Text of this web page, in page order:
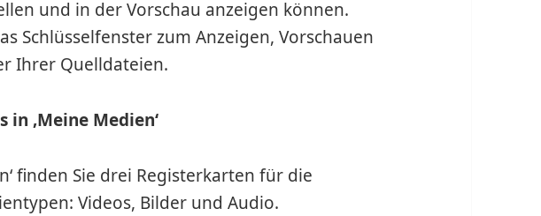
und in der Vorschau anzeigen können.
Schlüsselfenster zum Anzeigen, Vorschauen
Ihrer Quelldateien.
‚Meine Medien‘
finden Sie drei Registerkarten für die
Videos, Bilder und Audio.